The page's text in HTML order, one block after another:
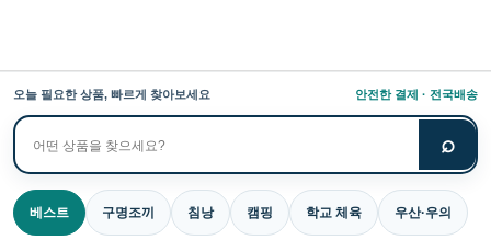
오늘 필요한 상품, 빠르게 찾아보세요 안전한 결제 · 전국배송
상
품
검
색
⌕
베스트 구명조끼 침낭 캠핑 학교 체육 우산·우의